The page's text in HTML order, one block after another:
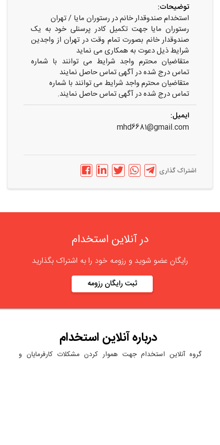
توضیحات:
استخدام صندوقدار خانم در رستوران مایا / تهران
رستوران مایا جهت تکمیل کادر پرسنلی خود به یک
صندوقدار خانم بصورت تمام وقت در تهران از واجدین
شرایط ذیل دعوت به همکاری می نماید
متقاضیان محترم واجد شرایط می توانند با شماره
تماس درج شده در آگهی تماس حاصل نمایند
متقاضیان محترم واجد شرایط می توانند با شماره
تماس درج شده در آگهی تماس حاصل نمایند.
ایمیل:
mhd6681@gmail.com
اشتراک گذاری
در آنلاین استخدام
رایگان عضو شوید و رزومه خود را به اشتراک بگذارید
ثبت رایگان رزومه
دربارهآنلاین استخدام
گروه آنلاین استخدام جهت هموار کردن مشکلات کارفرمایان و